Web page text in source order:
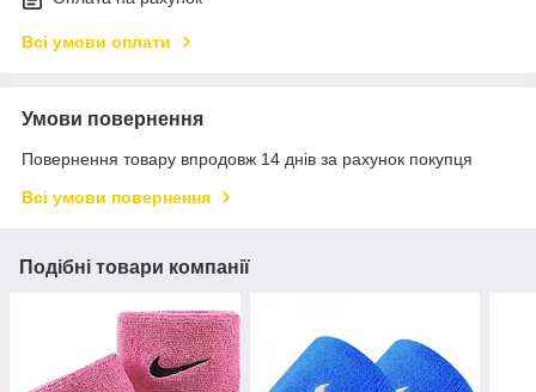
Всі умови оплати
Умови повернення
Повернення товару впродовж 14 днів за рахунок покупця
Всі умови повернення
Подібні товари компанії